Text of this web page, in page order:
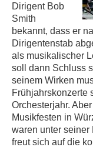
Dirigent Bob
Smith
bekannt, dass er
Dirigentenstab
als musikalischer
soll dann Schluss
seinem Wirken
Frühjahrskonzerte
Orchesterjahr.
Musikfesten in
waren unter seiner
freut sich auf die